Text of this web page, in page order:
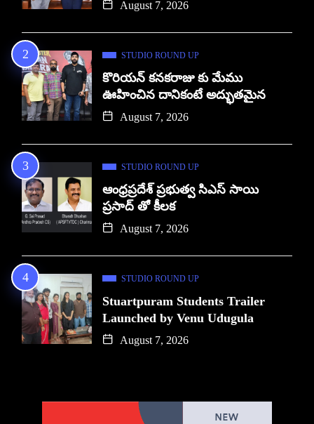
August 7, 2026
STUDIO ROUND UP
కొరియన్ కనకరాజు కు మేము
ఊహించిన దానికంటే అద్భుతమైన
August 7, 2026
STUDIO ROUND UP
ఆంధ్రప్రదేశ్ ప్రభుత్వ సిఎస్ సాయి
ప్రసాద్ తో కీలక
August 7, 2026
STUDIO ROUND UP
Stuartpuram Students Trailer
Launched by Venu Udugula
August 7, 2026